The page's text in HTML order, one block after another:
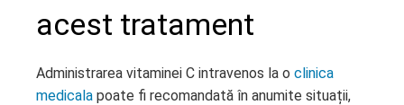
acest tratament
Administrarea vitaminei C intravenos la o clinica
medicala poate fi recomandată în anumite situații,